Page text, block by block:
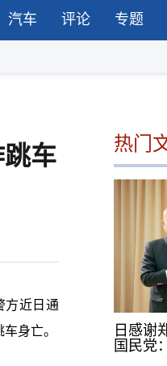
汽车 评论 专题
车
方近日通
身亡。
热门
日感谢
国民党